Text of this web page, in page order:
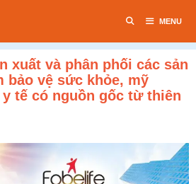
MENU
xuất và phân phối các sản
bảo vệ sức khỏe, mỹ
tế có nguồn gốc từ thiên